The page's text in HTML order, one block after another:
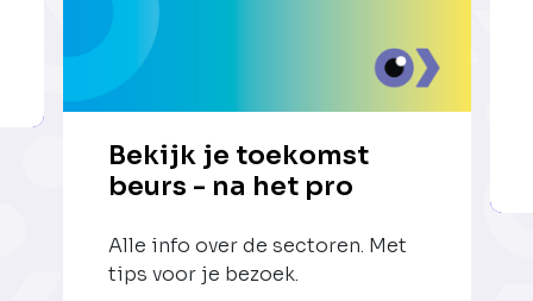
Bekijk je toekomst
beurs - na het pro
Alle info over de sectoren. Met
tips voor je bezoek.